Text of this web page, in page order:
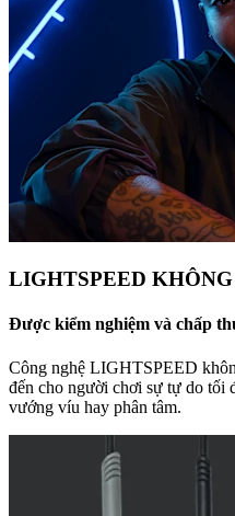
LIGHTSPEED
Được kiểm nghiệm và chấp
Công nghệ LIGHTSPEED
đến cho người chơi sự tự do tối
vướng víu hay phân tâm.